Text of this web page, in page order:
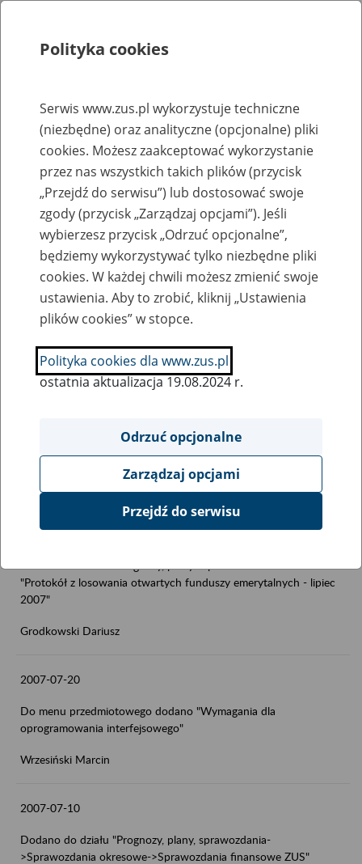
Strona główna
Rejestr zmian
2007-08-14
Dodano do działu "Prognozy, plany, sprawozdania-
>Sprawozdania okresowe->Informacja o przychodach i kosztach
Funduszu Alimentacyjnego w likwidacji na 30 czerwca 2007 r.
2007-08-6
>Sprawozdania okresowe->Sprawozdania finansowe ZUS"
Rachunek zysków i strat ZUS za II kwartał 2007 r.
2007-07-31
"Protokół z losowania otwartych funduszy emerytalnych - lipiec
2007"
Grodkowski Dariusz
2007-07-20
Do menu przedmiotowego dodano "Wymagania dla
oprogramowania interfejsowego"
Wrzesiński Marcin
2007-07-10
Dodano do działu "Prognozy, plany, sprawozdania-
>Sprawozdania okresowe->Sprawozdania finansowe ZUS"
Polityka cookies
Serwis www.zus.pl wykorzystuje techniczne
(niezbędne) oraz analityczne (opcjonalne) pliki
cookies. Możesz zaakceptować wykorzystanie
przez nas wszystkich takich plików (przycisk
„Przejdź do serwisu”) lub dostosować swoje
zgody (przycisk „Zarządzaj opcjami”). Jeśli
wybierzesz przycisk „Odrzuć opcjonalne”,
będziemy wykorzystywać tylko niezbędne pliki
cookies. W każdej chwili możesz zmienić swoje
ustawienia. Aby to zrobić, kliknij „Ustawienia
plików cookies” w stopce.
Polityka cookies dla www.zus.pl
ostatnia aktualizacja 19.08.2024 r.
Odrzuć opcjonalne
Zarządzaj opcjami
Przejdź do serwisu